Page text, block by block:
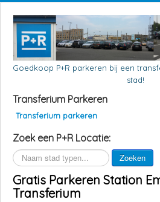
Goedkoop P+R parkeren bij een
stad!
Transferium Parkeren
Transferium parkeren
Zoek een P+R Locatie:
Zoeken Zoeken
Gratis Parkeren Station
Transferium